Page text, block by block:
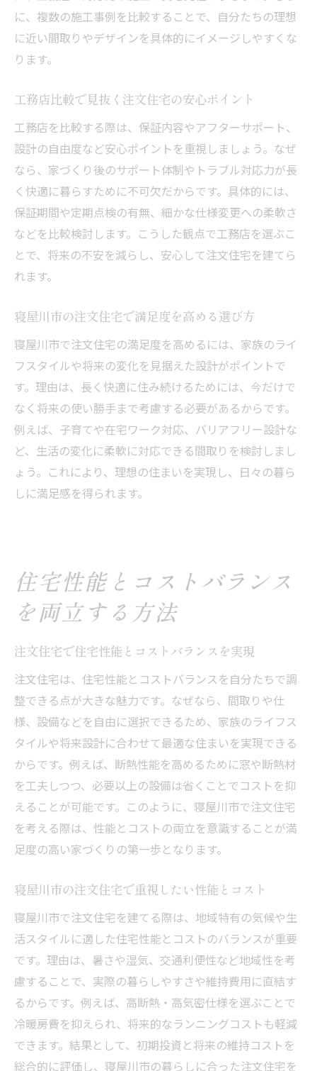
に、複数の施工事例を比較することで、自分たちの理想
に近い間取りやデザインを具体的にイメージしやすくな
ります。
工務店比較で見抜く注文住宅の安心ポイント
工務店を比較する際は、保証内容やアフターサポート、
設計の自由度など安心ポイントを重視しましょう。なぜ
なら、家づくり後のサポート体制やトラブル対応力が長
く快適に暮らすために不可欠だからです。具体的には、
保証期間や定期点検の有無、細かな仕様変更への柔軟さ
などを比較検討します。こうした観点で工務店を選ぶこ
とで、将来の不安を減らし、安心して注文住宅を建てら
れます。
寝屋川市の注文住宅で満足度を高める選び方
寝屋川市で注文住宅の満足度を高めるには、家族のライ
フスタイルや将来の変化を見据えた設計がポイントで
す。理由は、長く快適に住み続けるためには、今だけで
なく将来の使い勝手まで考慮する必要があるからです。
例えば、子育てや在宅ワーク対応、バリアフリー設計な
ど、生活の変化に柔軟に対応できる間取りを検討しまし
ょう。これにより、理想の住まいを実現し、日々の暮ら
しに満足感を得られます。
住宅性能とコストバランス
を両立する方法
注文住宅で住宅性能とコストバランスを実現
注文住宅は、住宅性能とコストバランスを自分たちで調
整できる点が大きな魅力です。なぜなら、間取りや仕
様、設備などを自由に選択できるため、家族のライフス
タイルや将来設計に合わせて最適な住まいを実現できる
からです。例えば、断熱性能を高めるために窓や断熱材
を工夫しつつ、必要以上の設備は省くことでコストを抑
えることが可能です。このように、寝屋川市で注文住宅
を考える際は、性能とコストの両立を意識することが満
足度の高い家づくりの第一歩となります。
寝屋川市の注文住宅で重視したい性能とコスト
寝屋川市で注文住宅を建てる際は、地域特有の気候や生
活スタイルに適した住宅性能とコストのバランスが重要
です。理由は、暑さや湿気、交通利便性など地域性を考
慮することで、実際の暮らしやすさや維持費用に直結す
るからです。例えば、高断熱・高気密仕様を選ぶことで
冷暖房費を抑えられ、将来的なランニングコストも軽減
できます。結果として、初期投資と将来の維持コストを
総合的に評価し、寝屋川市の暮らしに合った注文住宅を